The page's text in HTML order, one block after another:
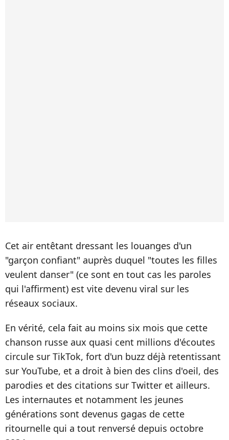
Cet air entêtant dressant les louanges d'un
"garçon confiant" auprès duquel "toutes les filles
veulent danser" (ce sont en tout cas les paroles
qui l'affirment) est vite devenu viral sur les
réseaux sociaux.
En vérité, cela fait au moins six mois que cette
chanson russe aux quasi cent millions d'écoutes
circule sur TikTok, fort d'un buzz déjà retentissant
sur YouTube, et a droit à bien des clins d'oeil, des
parodies et des citations sur Twitter et ailleurs.
Les internautes et notamment les jeunes
générations sont devenus gagas de cette
ritournelle qui a tout renversé depuis octobre